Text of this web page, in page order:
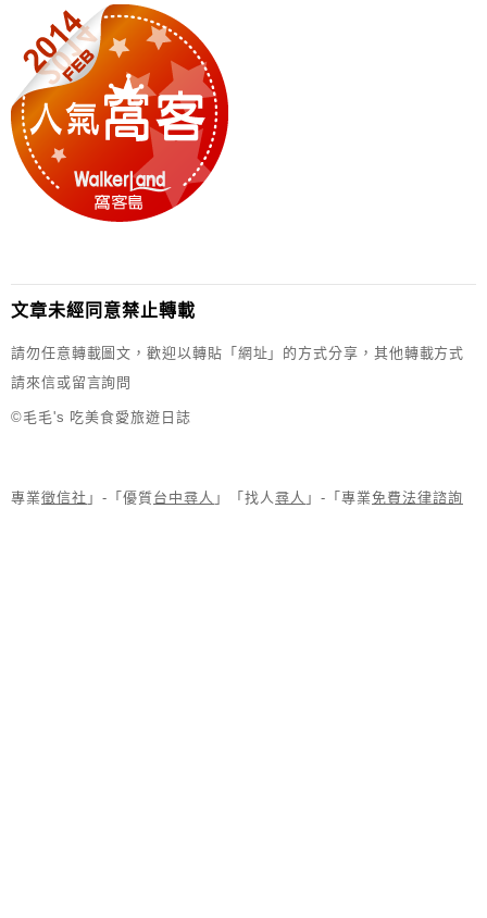
文章未經同意禁止轉載
請勿任意轉載圖文，歡迎以轉貼「網址」的方式分享，其他轉載方式
請來信或留言詢問
©毛毛's 吃美食愛旅遊日誌
專業徵信社 」-「優質台中尋人 」「找人 尋人 」-「專業免費法律諮詢